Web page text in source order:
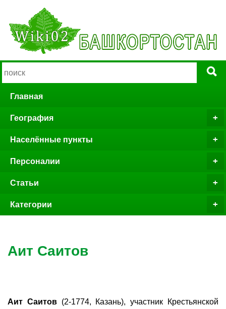
Главная
География
Населённые пункты
Персоналии
Статьи
Категории
Аит Саитов
Аит Саитов(2-1774, Казань), участник Крестьянской